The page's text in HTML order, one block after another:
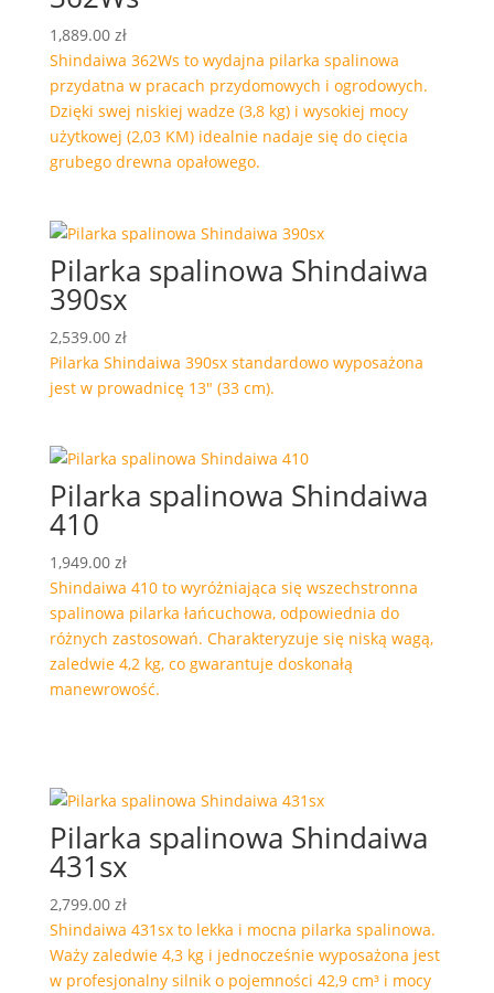
1,889.00 zł
Shindaiwa 362Ws to wydajna pilarka spalinowa
przydatna w pracach przydomowych i ogrodowych.
Dzięki swej niskiej wadze (3,8 kg) i wysokiej mocy
użytkowej (2,03 KM) idealnie nadaje się do cięcia
grubego drewna opałowego.
Pilarka spalinowa Shindaiwa
390sx
2,539.00 zł
Pilarka Shindaiwa 390sx standardowo wyposażona
jest w prowadnicę 13″ (33 cm).
Pilarka spalinowa Shindaiwa
410
1,949.00 zł
Shindaiwa 410 to wyróżniająca się wszechstronna
spalinowa pilarka łańcuchowa, odpowiednia do
różnych zastosowań. Charakteryzuje się niską wagą,
zaledwie 4,2 kg, co gwarantuje doskonałą
manewrowość.
Pilarka spalinowa Shindaiwa
431sx
2,799.00 zł
Shindaiwa 431sx to lekka i mocna pilarka spalinowa.
Waży zaledwie 4,3 kg i jednocześnie wyposażona jest
w profesjonalny silnik o pojemności 42,9 cm³ i mocy